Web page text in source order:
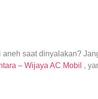
saat dinyalakan?
– Wijaya AC Mobil ,